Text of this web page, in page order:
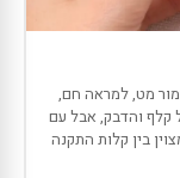
מט, למראה חם,
קלף והדבק, אבל עם
בין קלות התקנה